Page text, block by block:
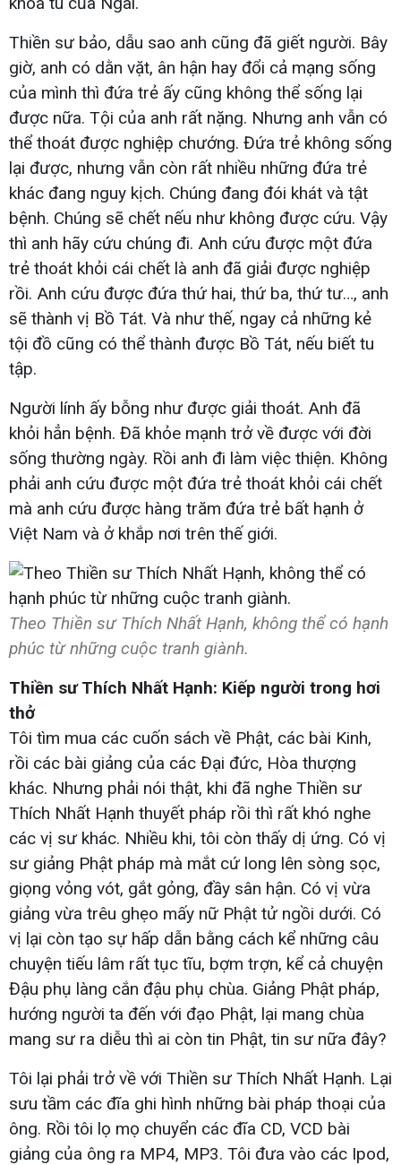
Thiền sư bảo, dẫu sao anh cũng đã giết người. Bây
giờ, anh có dằn vặt, ân hận hay đổi cả mạng sống
của mình thì đứa trẻ ấy cũng không thể sống lại
được nữa. Tội của anh rất nặng. Nhưng anh vẫn có
thể thoát được nghiệp chướng. Đứa trẻ không sống
lại được, nhưng vẫn còn rất nhiều những đứa trẻ
khác đang nguy kịch. Chúng đang đói khát và tật
bệnh. Chúng sẽ chết nếu như không được cứu. Vậy
thì anh hãy cứu chúng đi. Anh cứu được một đứa
trẻ thoát khỏi cái chết là anh đã giải được nghiệp
rồi. Anh cứu được đứa thứ hai, thứ ba, thứ tư…, anh
sẽ thành vị Bồ Tát. Và như thế, ngay cả những kẻ
tội đồ cũng có thể thành được Bồ Tát, nếu biết tu
tập.
Người lính ấy bỗng như được giải thoát. Anh đã
khỏi hẳn bệnh. Đã khỏe mạnh trở về được với đời
sống thường ngày. Rồi anh đi làm việc thiện. Không
phải anh cứu được một đứa trẻ thoát khỏi cái chết
mà anh cứu được hàng trăm đứa trẻ bất hạnh ở
Việt Nam và ở khắp nơi trên thế giới.
Theo Thiền sư Thích Nhất Hạnh, không thể có hạnh
phúc từ những cuộc tranh giành.
Thiền sư Thích Nhất Hạnh: Kiếp người trong hơi
thở
Tôi tìm mua các cuốn sách về Phật, các bài Kinh,
rồi các bài giảng của các Đại đức, Hòa thượng
khác. Nhưng phải nói thật, khi đã nghe Thiền sư
Thích Nhất Hạnh thuyết pháp rồi thì rất khó nghe
các vị sư khác. Nhiều khi, tôi còn thấy dị ứng. Có vị
sư giảng Phật pháp mà mắt cứ long lên sòng sọc,
giọng vỏng vót, gắt gỏng, đầy sân hận. Có vị vừa
giảng vừa trêu ghẹo mấy nữ Phật tử ngồi dưới. Có
vị lại còn tạo sự hấp dẫn bằng cách kể những câu
chuyện tiếu lâm rất tục tĩu, bợm trợn, kể cả chuyện
Đậu phụ làng cắn đậu phụ chùa. Giảng Phật pháp,
hướng người ta đến với đạo Phật, lại mang chùa
mang sư ra diễu thì ai còn tin Phật, tin sư nữa đây?
Tôi lại phải trở về với Thiền sư Thích Nhất Hạnh. Lại
sưu tầm các đĩa ghi hình những bài pháp thoại của
ông. Rồi tôi lọ mọ chuyển các đĩa CD, VCD bài
giảng của ông ra MP4, MP3. Tôi đưa vào các Ipod,